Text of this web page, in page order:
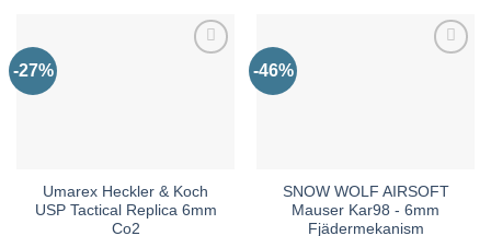
-27%
Umarex Heckler & Koch
USP Tactical Replica 6mm
Co2
-46%
SNOW WOLF AIRSOFT
Mauser Kar98 - 6mm
Fjädermekanism